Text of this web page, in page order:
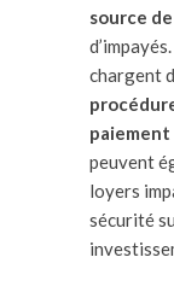
source
chargent
paiement
peuvent
loyers
sécurité